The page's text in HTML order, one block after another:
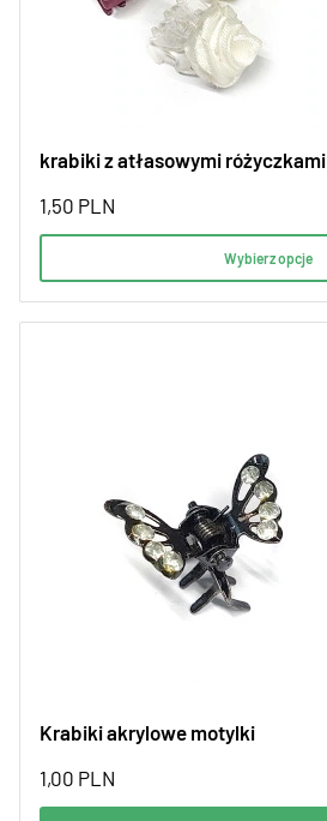
krabiki z atłasowymi różyczkami
1,50 PLN
Wybierz opcje
Krabiki akrylowe motylki
1,00 PLN